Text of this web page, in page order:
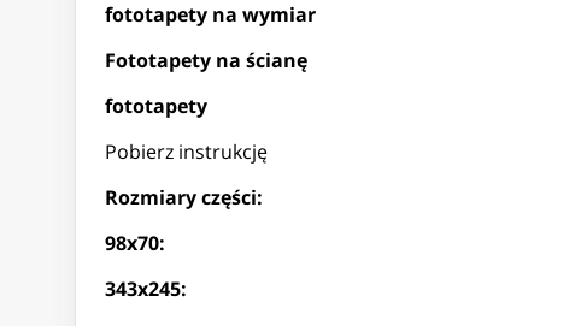
fototapety na wymiar
Fototapety na ścianę
fototapety
Pobierz instrukcję
Rozmiary części:
98x70:
343x245: